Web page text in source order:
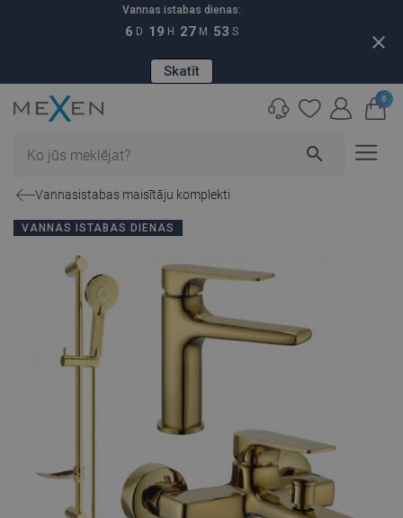
Vannas istabas dienas:
6 D 19 H 27 M 52 S
Skatīt
close
search
0
Vannasistabas maisītāju komplekti
VANNAS ISTABAS DIENAS